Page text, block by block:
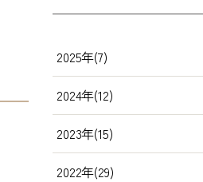
2025年(7)
2024年(12)
2023年(15)
2022年(29)